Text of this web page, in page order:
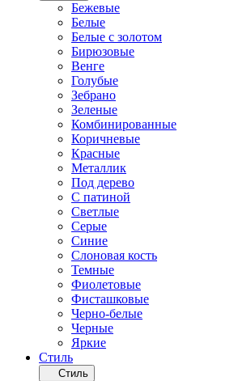
Бежевые
Белые
Белые с золотом
Бирюзовые
Венге
Голубые
Зебрано
Зеленые
Комбинированные
Коричневые
Красные
Металлик
Под дерево
С патиной
Светлые
Серые
Синие
Слоновая кость
Темные
Фиолетовые
Фисташковые
Черно-белые
Черные
Яркие
Стиль
Стиль